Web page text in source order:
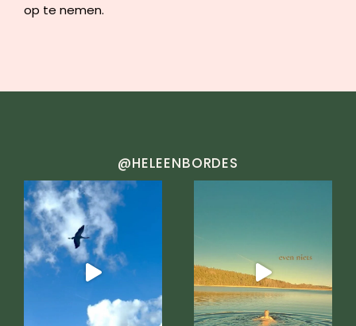
op te nemen.
@HELEENBORDES